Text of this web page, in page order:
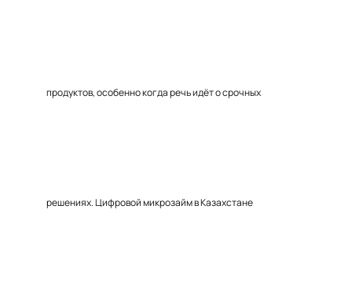
продуктов, особенно когда речь идёт о срочных
решениях. Цифровой микрозайм в Казахстане